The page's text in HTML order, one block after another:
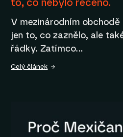
to, co nebylo řečeno.
V mezinárodním
jen to, co zaznělo, ale
řádky. Zatímco…
Celý článek